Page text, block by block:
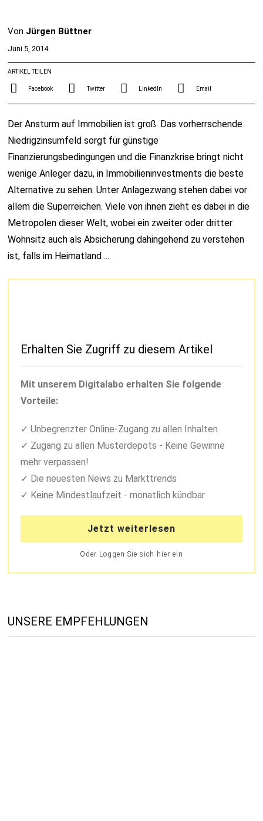
Von Jürgen Büttner
Juni 5, 2014
ARTIKEL TEILEN
Facebook Twitter LinkedIn Email
Der Ansturm auf Immobilien ist groß. Das vorherrschende
Niedrigzinsumfeld sorgt für günstige
Finanzierungsbedingungen und die Finanzkrise bringt nicht
wenige Anleger dazu, in Immobilieninvestments die beste
Alternative zu sehen. Unter Anlagezwang stehen dabei vor
allem die Superreichen. Viele von ihnen zieht es dabei in die
Metropolen dieser Welt, wobei ein zweiter oder dritter
Wohnsitz auch als Absicherung dahingehend zu verstehen
ist, falls im Heimatland ...
Erhalten Sie Zugriff zu diesem Artikel
Mit unserem Digitalabo erhalten Sie folgende
Vorteile:
Unbegrenzter Online-Zugang zu allen Inhalten
Zugang zu allen Musterdepots - Keine Gewinne
mehr verpassen!
Die neuesten News zu Markttrends
Keine Mindestlaufzeit - monatlich kündbar
Jetzt weiterlesen
Oder Loggen Sie sich hier ein
UNSERE EMPFEHLUNGEN